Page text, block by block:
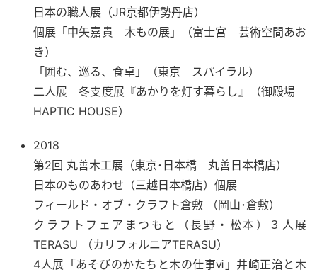
日本の職人展（JR京都伊勢丹店）
個展「中矢嘉貴 木もの展」（富士宮 芸術空間あお
き）
「囲む、巡る、食卓」（東京 スパイラル）
二人展 冬支度展『あかりを灯す暮らし』（御殿場
HAPTIC HOUSE）
2018
第2回 丸善木工展（東京･日本橋 丸善日本橋店）
日本のものあわせ（三越日本橋店）個展
フィールド・オブ・クラフト倉敷 （岡山･倉敷）
クラフトフェアまつもと（長野・松本）３人展
TERASU （カリフォルニアTERASU）
4人展「あそびのかたちと木の仕事ⅵ」井崎正治と木